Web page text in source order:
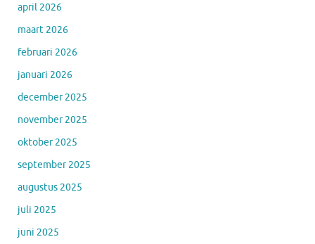
april 2026
maart 2026
februari 2026
januari 2026
december 2025
november 2025
oktober 2025
september 2025
augustus 2025
juli 2025
juni 2025